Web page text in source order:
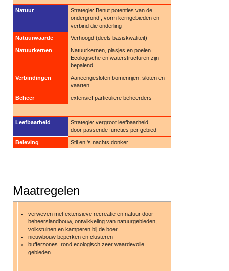
Natuur
Strategie: Benut potenties van de
ondergrond , vorm kerngebieden en
verbind die onderling
Natuurwaarde
Verhoogd (deels basiskwaliteit)
Natuurkernen
Natuurkernen, plasjes en poelen
Ecologische en waterstructuren zijn
bepalend
Verbindingen
Aaneengesloten bomenrijen, sloten en
vaarten
Beheer
extensief particuliere beheerders
Leefbaarheid
Strategie: vergroot leefbaarheid
door passende functies per gebied
Beleving
Stil en 's nachts donker
Maatregelen
verweven met extensieve recreatie en natuur door
beheerslandbouw, ontwikkeling van natuurgebieden,
volkstuinen en kamperen bij de boer
nieuwbouw beperken en clusteren
bufferzones rond ecologisch zeer waardevolle
gebieden